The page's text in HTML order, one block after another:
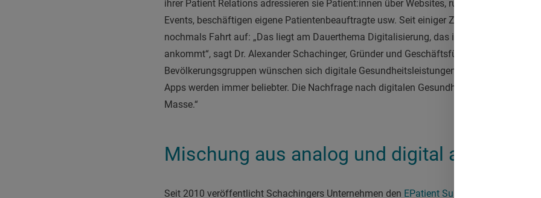
ihrer Patient Relations adressieren sie Patient:innen über Websites, rufen
Events, beschäftigen eigene Patientenbeauftragte usw. Seit einiger Zeit aber nimmt die
nochmals Fahrt auf: „Das liegt am Dauerthema Digitalisierung, das immer
ankommt“, sagt Dr. Alexander Schachinger, Gründer und Geschäftsführer von EPatient
Bevölkerungsgruppen wünschen sich digitale Gesundheitsleistungen. Angebote wie
Apps werden immer beliebter. Die Nachfrage nach digitalen Gesundheitsservices erreicht
Masse.“
Mischung aus analog und digital als Gold-
Seit 2010 veröffentlicht Schachingers Unternehmen den EPatient Survey